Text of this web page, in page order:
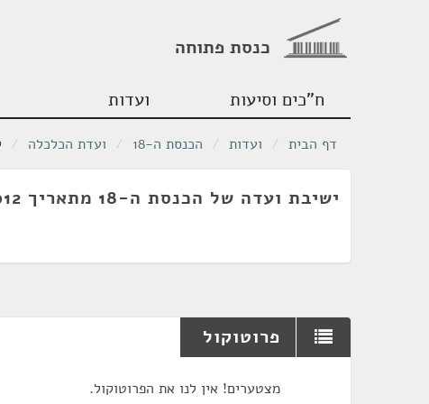
כנסת פתוחה
ח"כים וסיעות ועדות
דף הבית / ועדות / הכנסת ה-18 / ועדת הכלכלה /
ישיבת ועדה של הכנסת ה-18 מתאריך 07/05/2012
פרוטוקול
מצטערים! אין לנו את הפרוטוקול.